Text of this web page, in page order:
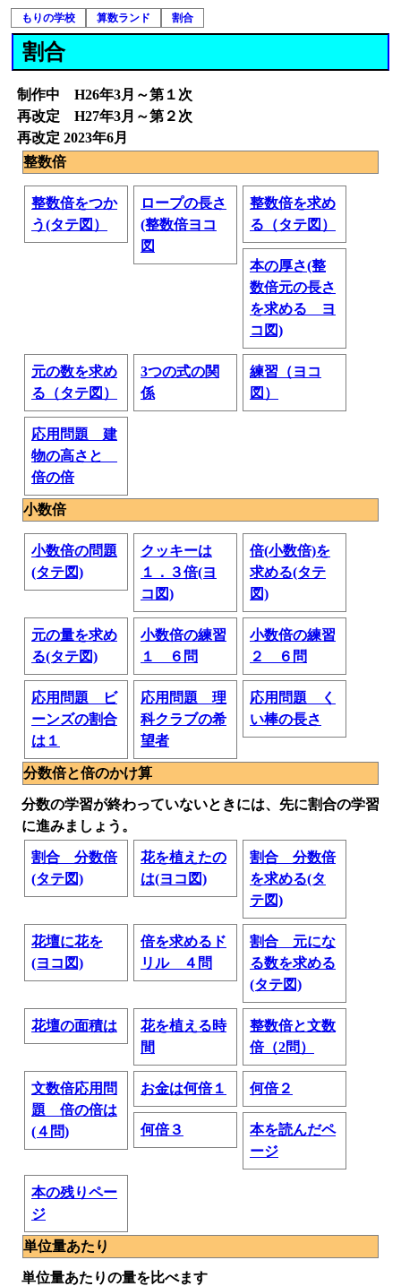
もりの学校 算数ランド 割合
割合
制作中 H26年3月～第１次
再改定 H27年3月～第２次
再改定 2023年6月
整数倍
整数倍をつか
う(タテ図）
ロープの長さ
(整数倍ヨコ
図
整数倍を求め
る（タテ図）
本の厚さ(整
数倍元の長さ
を求める ヨ
コ図)
元の数を求め
る（タテ図）
3つの式の関
係
練習（ヨコ
図）
応用問題 建
物の高さと
倍の倍
小数倍
小数倍の問題
(タテ図)
クッキーは
１．３倍(ヨ
コ図)
倍(小数倍)を
求める(タテ
図)
元の量を求め
る(タテ図)
小数倍の練習
１ ６問
小数倍の練習
２ ６問
応用問題 ビ
ーンズの割合
は１
応用問題 理
科クラブの希
望者
応用問題 く
い棒の長さ
分数倍と倍のかけ算
分数の学習が終わっていないときには、先に割合の学習
に進みましょう。
割合 分数倍
(タテ図)
花を植えたの
は(ヨコ図)
割合 分数倍
を求める(タ
テ図)
花壇に花を
(ヨコ図)
倍を求めるド
リル ４問
割合 元にな
る数を求める
(タテ図)
花壇の面積は
花を植える時
間
整数倍と文数
倍（2問）
文数倍応用問
題 倍の倍は
(４問)
お金は何倍１ 何倍２
何倍３
本を読んだペ
ージ
本の残りペー
ジ
単位量あたり
単位量あたりの量を比べます